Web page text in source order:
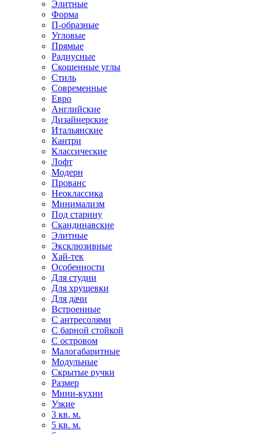
Элитные
Форма
П-образные
Угловые
Прямые
Радиусные
Скошенные углы
Стиль
Современные
Евро
Английские
Дизайнерские
Итальянские
Кантри
Классические
Лофт
Модерн
Прованс
Неоклассика
Минимализм
Под старину
Скандинавские
Элитные
Эксклюзивные
Хай-тек
Особенности
Для студии
Для хрущевки
Для дачи
Встроенные
С антресолями
С барной стойкой
С островом
Малогабаритные
Модульные
Скрытые ручки
Размер
Мини-кухни
Узкие
3 кв. м.
5 кв. м.